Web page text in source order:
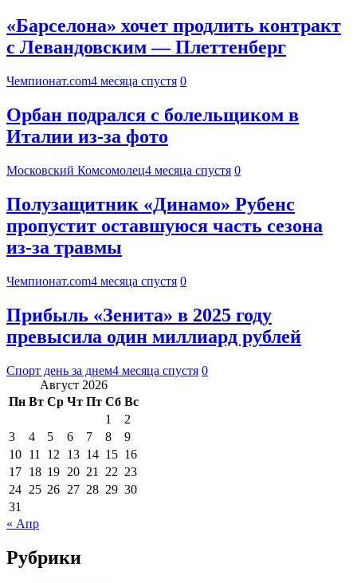
«Барселона» хочет продлить контракт
с Левандовским — Плеттенберг
Чемпионат.com4 месяца спустя 0
Орбан подрался с болельщиком в
Италии из-за фото
Московский Комсомолец4 месяца спустя 0
Полузащитник «Динамо» Рубенс
пропустит оставшуюся часть сезона
из-за травмы
Чемпионат.com4 месяца спустя 0
Прибыль «Зенита» в 2025 году
превысила один миллиард рублей
Спорт день за днем4 месяца спустя 0
Август 2026
Пн Вт Ср Чт Пт Сб Вс
1
2
3
4 5 6 7 8
9
10 11 12 13 14 15 16
17 18 19 20 21 22 23
24 25 26 27 28 29 30
31
« Апр
Рубрики